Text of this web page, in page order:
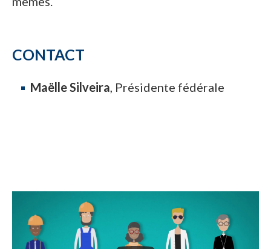
CONTACT
Maëlle Silveira, Présidente fédérale